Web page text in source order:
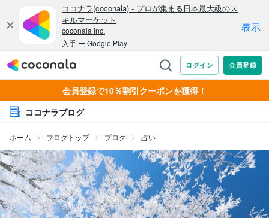
会員登録で10％割引クーポンを獲得！
ココナラブログ
ホーム ブログトップ ブログ 占い